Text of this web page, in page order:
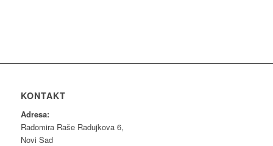
KONTAKT
Adresa:
Radomira Raše Radujkova 6,
Novi Sad